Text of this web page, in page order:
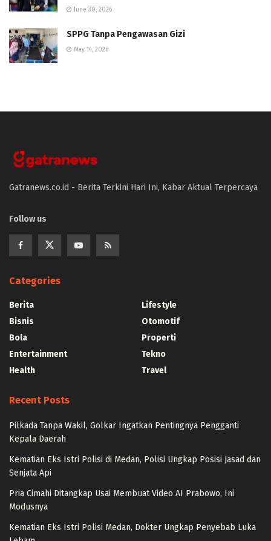
June 30, 2026
SPPG Tanpa Pengawasan Gizi
May 14, 2026
Gatranews.co.id - Berita Terkini Hari Ini, Kabar Aktual Terpercaya
Follow us
Categories
Berita
Bisnis
Bola
Entertainment
Health
Lifestyle
Otomotif
Properti
Tekno
Travel
Recent Posts
Pilkada Tanpa Wakil, Golkar Ingatkan Pentingnya Pengganti
Kepala Daerah
Kematian Eks Istri Polisi di Medan, Polisi Ungkap Posisi Jasad dan
Senjata Api
Pria Cimahi Ditangkap Usai Membuat Video AI Prabowo, Ini
Modusnya
Kematian Eks Istri Polisi Medan, Dokter Ungkap Penyebab Luka